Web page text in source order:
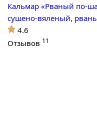
Кальмар «Рваный по-
сушено-вяленый,
4.6
Отзывов 11